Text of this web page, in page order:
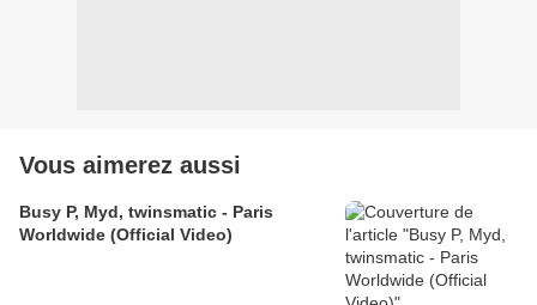
Vous aimerez aussi
Busy P, Myd, twinsmatic - Paris
Worldwide (Official Video)